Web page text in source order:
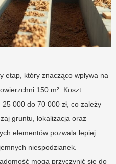
etap, który znacząco wpływa na
150 m². Koszt
000 do 70 000 zł, co zależy
gruntu, lokalizacja oraz
elementów pozwala lepiej
niespodzianek.
mogą przyczynić się do